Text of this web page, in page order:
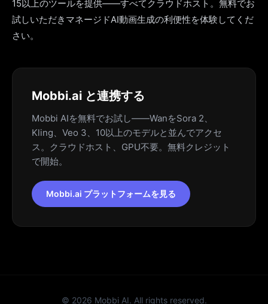
15以上のツールを提供——すべてクラウドホスト。無料でお
試しいただきマネージドAI動画生成の利便性を体験してくだ
さい。
Mobbi.ai と連携する
Mobbi AIを無料でお試し——WanをSora 2、
Kling、Veo 3、10以上のモデルと並んでアクセ
ス。クラウドホスト、GPU不要。無料クレジット
で開始。
Mobbi.ai プラットフォームを見る
© 2026 Mobbi AI. All rights reserved.